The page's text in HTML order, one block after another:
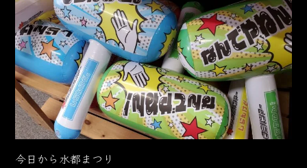
今日から水都まつり